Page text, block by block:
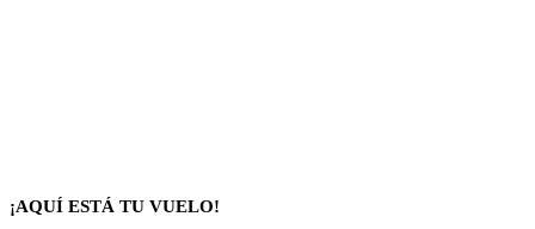
¡AQUÍ ESTÁ TU VUELO!